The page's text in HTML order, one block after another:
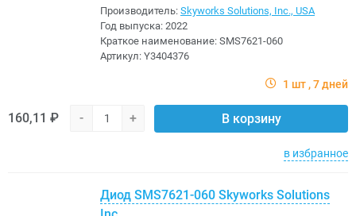
Производитель: Skyworks Solutions, Inc., USA
Год выпуска: 2022
Краткое наименование: SMS7621-060
Артикул: Y3404376
1 шт 7 дней
160,11 ₽ - + В корзину
в избранное
Диод SMS7621-060 Skyworks Solutions